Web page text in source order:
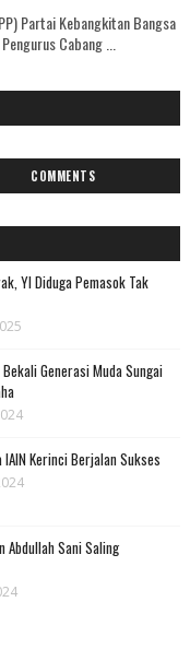
Partai Kebangkitan Bangsa
Cabang ...
COMMENTS
YI Diduga Pemasok Tak
Generasi Muda Sungai
Kerinci Berjalan Sukses
Abdullah Sani Saling